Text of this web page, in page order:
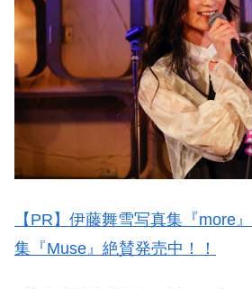
【PR】伊藤舞雪写真集『more』
集『Muse』絶賛発売中！！